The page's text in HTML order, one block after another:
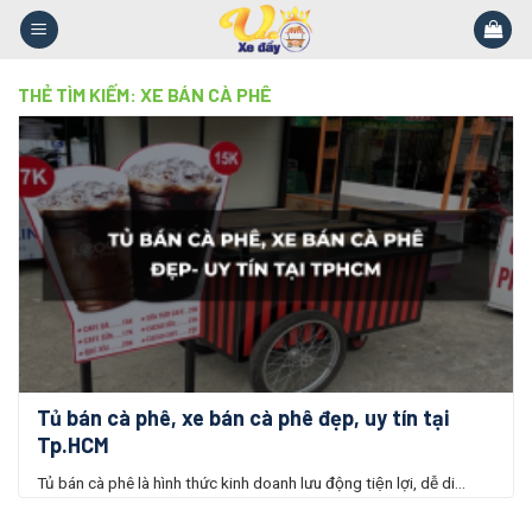
Skip
THẺ TÌM KIẾM: XE BÁN CÀ PHÊ
Tủ bán cà phê, xe bán cà phê đẹp, uy tín tại
Tp.HCM
Tủ bán cà phê là hình thức kinh doanh lưu động tiện lợi, dễ di...